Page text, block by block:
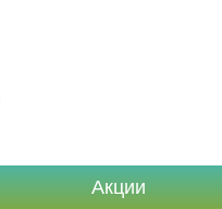
Акции